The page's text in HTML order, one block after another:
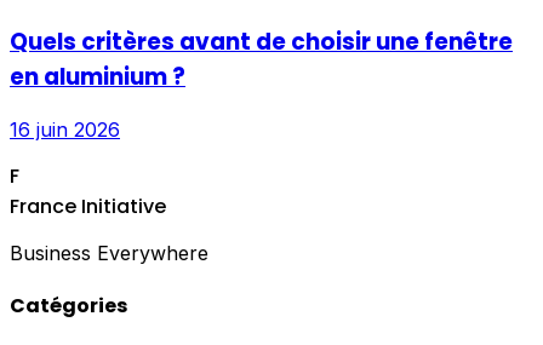
Quels critères avant de choisir une fenêtre
en aluminium ?
16 juin 2026
F
France Initiative
Business Everywhere
Catégories